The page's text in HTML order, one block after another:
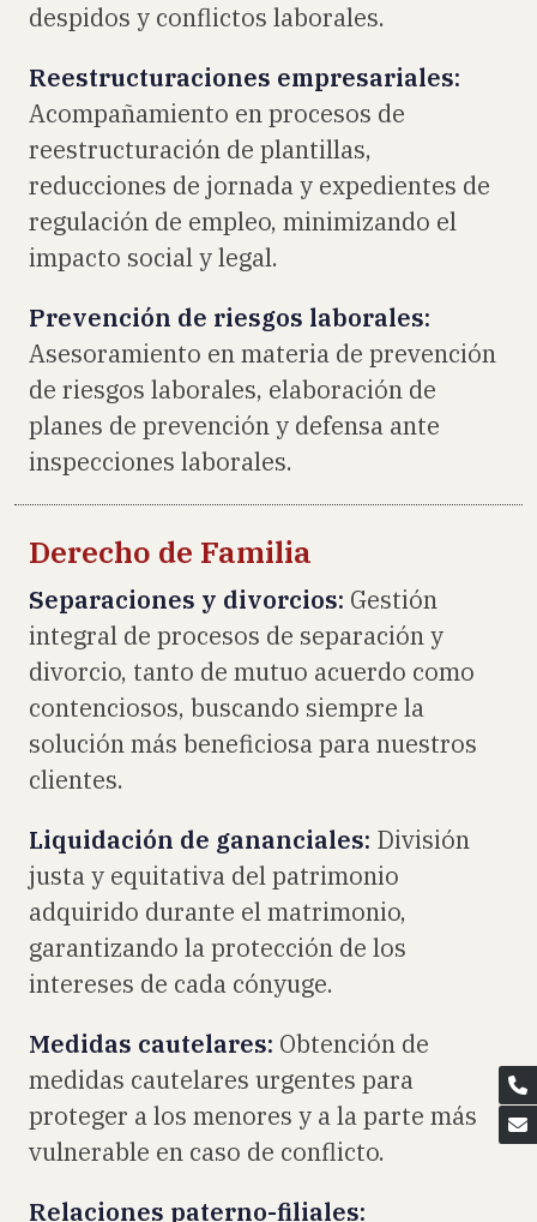
despidos y conflictos laborales.
Reestructuraciones empresariales:
Acompañamiento en procesos de
reestructuración de plantillas,
reducciones de jornada y expedientes de
regulación de empleo, minimizando el
impacto social y legal.
Prevención de riesgos laborales:
Asesoramiento en materia de prevención
de riesgos laborales, elaboración de
planes de prevención y defensa ante
inspecciones laborales.
Derecho de Familia
Separaciones y divorcios: Gestión
integral de procesos de separación y
divorcio, tanto de mutuo acuerdo como
contenciosos, buscando siempre la
solución más beneficiosa para nuestros
clientes.
Liquidación de gananciales: División
justa y equitativa del patrimonio
adquirido durante el matrimonio,
garantizando la protección de los
intereses de cada cónyuge.
Medidas cautelares: Obtención de
medidas cautelares urgentes para
proteger a los menores y a la parte más
vulnerable en caso de conflicto.
Relaciones paterno-filiales: